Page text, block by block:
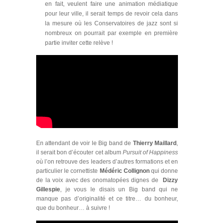
en fait, veulent faire une animation médiatique
pour leur ville, il serait temps de revoir cela dans
la mesure où les Conservatoires de jazz sont si
nombreux on pourrait par exemple en première
partie inviter cette relève !
En attendant de voir le Big band de Thierry Maillard ,
il serait bon d’écouter cet album Pursuit of Happiness
où l’on retrouve des leaders d’autres formations et en
particulier le cornettiste Médéric Collignonqui donne
de la voix avec des onomatopées dignes de
Dizzy
Gillespie, je vous le disais un Big band qui ne
manque pas d’originalité et ce titre… du bonheur,
que du bonheur… à suivre !